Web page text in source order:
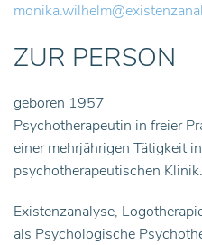
ZUR PERSON
geboren 1957
Psychotherapeutin in freier
einer mehrjährigen Tätigkeit
psychotherapeutischen Klinik.
Existenzanalyse,
als Psychologische